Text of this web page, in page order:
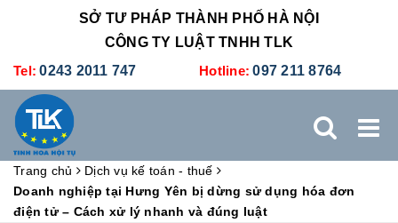
SỞ TƯ PHÁP THÀNH PHỐ HÀ NỘI
CÔNG TY LUẬT TNHH TLK
Tel: 0243 2011 747 Hotline: 097 211 8764
Trang chủ
Dịch vụ kế toán - thuế
Doanh nghiệp tại Hưng Yên bị dừng sử dụng hóa đơn
điện tử – Cách xử lý nhanh và đúng luật